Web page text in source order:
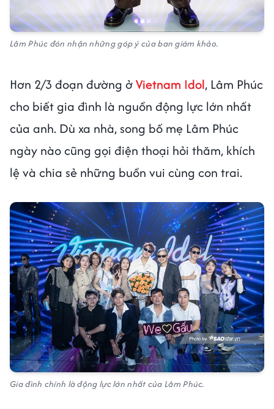
Lâm Phúc đón nhận những góp ý của ban giám khảo.
Hơn 2/3 đoạn đường ởVietnam Idol, Lâm Phúc
cho biết gia đình là nguồn động lực lớn nhất
của anh. Dù xa nhà, song bố mẹ Lâm Phúc
ngày nào cũng gọi điện thoại hỏi thăm, khích
lệ và chia sẻ những buồn vui cùng con trai.
Gia đình chính là động lực lớn nhất của Lâm Phúc.